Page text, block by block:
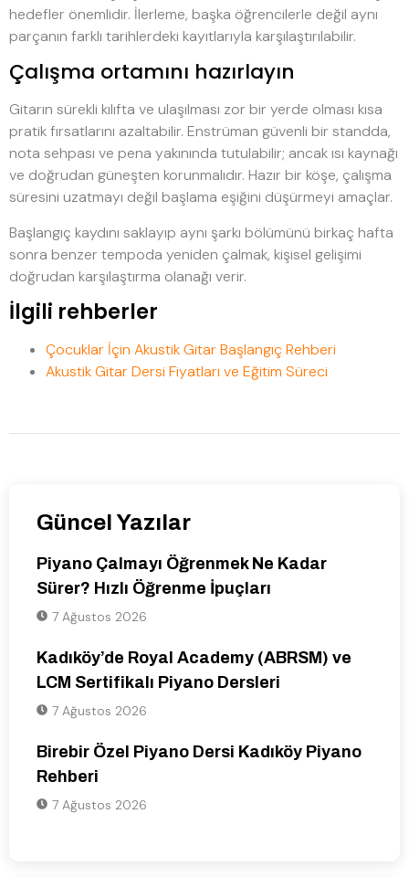
hedefler önemlidir. İlerleme, başka öğrencilerle değil aynı
parçanın farklı tarihlerdeki kayıtlarıyla karşılaştırılabilir.
Çalışma ortamını hazırlayın
Gitarın sürekli kılıfta ve ulaşılması zor bir yerde olması kısa
pratik fırsatlarını azaltabilir. Enstrüman güvenli bir standda,
nota sehpası ve pena yakınında tutulabilir; ancak ısı kaynağı
ve doğrudan güneşten korunmalıdır. Hazır bir köşe, çalışma
süresini uzatmayı değil başlama eşiğini düşürmeyi amaçlar.
Başlangıç kaydını saklayıp aynı şarkı bölümünü birkaç hafta
sonra benzer tempoda yeniden çalmak, kişisel gelişimi
doğrudan karşılaştırma olanağı verir.
İlgili rehberler
Çocuklar İçin Akustik Gitar Başlangıç Rehberi
Akustik Gitar Dersi Fiyatları ve Eğitim Süreci
Güncel Yazılar
Piyano Çalmayı Öğrenmek Ne Kadar
Sürer? Hızlı Öğrenme İpuçları
7 Ağustos 2026
Kadıköy’de Royal Academy (ABRSM) ve
LCM Sertifikalı Piyano Dersleri
7 Ağustos 2026
Birebir Özel Piyano Dersi Kadıköy Piyano
Rehberi
7 Ağustos 2026